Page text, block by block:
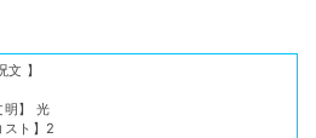
文 】
明】 光
スト】2